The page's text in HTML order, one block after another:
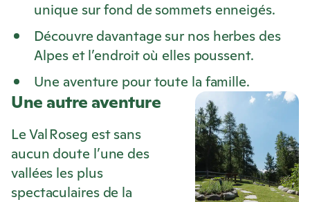
unique sur fond de sommets enneigés.
Découvre davantage sur nos herbes des
Alpes et l’endroit où elles poussent.
Une aventure pour toute la famille.
Une autre aventure
Le Val Roseg est sans
aucun doute l’une des
vallées les plus
spectaculaires de la